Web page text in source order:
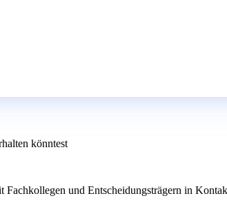
könntest
und Entscheidungsträgern in